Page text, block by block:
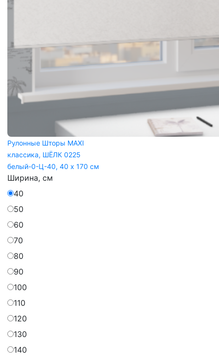
Рулонные Шторы MAXI
классика, ШЁЛК 0225
белый-0-Ц-40, 40 x 170 см
Ширина, см
40
50
60
70
80
90
100
110
120
130
140